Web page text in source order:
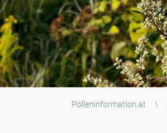
Polleninformation.at \